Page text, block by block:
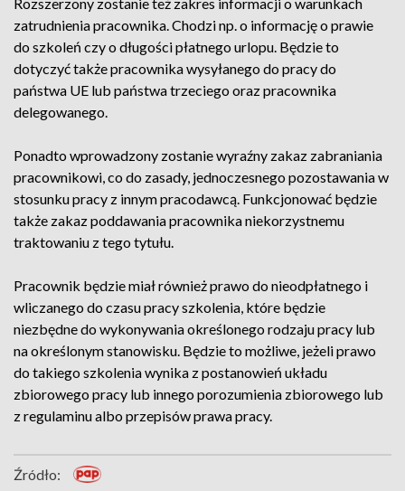
zatrudnienia pracownika. Chodzi np. o informację o prawie
do szkoleń czy o długości płatnego urlopu. Będzie to
dotyczyć także pracownika wysyłanego do pracy do
państwa UE lub państwa trzeciego oraz pracownika
delegowanego.
Ponadto wprowadzony zostanie wyraźny zakaz zabraniania
pracownikowi, co do zasady, jednoczesnego pozostawania w
stosunku pracy z innym pracodawcą. Funkcjonować będzie
także zakaz poddawania pracownika niekorzystnemu
traktowaniu z tego tytułu.
Pracownik będzie miał również prawo do nieodpłatnego i
wliczanego do czasu pracy szkolenia, które będzie
niezbędne do wykonywania określonego rodzaju pracy lub
na określonym stanowisku. Będzie to możliwe, jeżeli prawo
do takiego szkolenia wynika z postanowień układu
zbiorowego pracy lub innego porozumienia zbiorowego lub
z regulaminu albo przepisów prawa pracy.
Źródło: